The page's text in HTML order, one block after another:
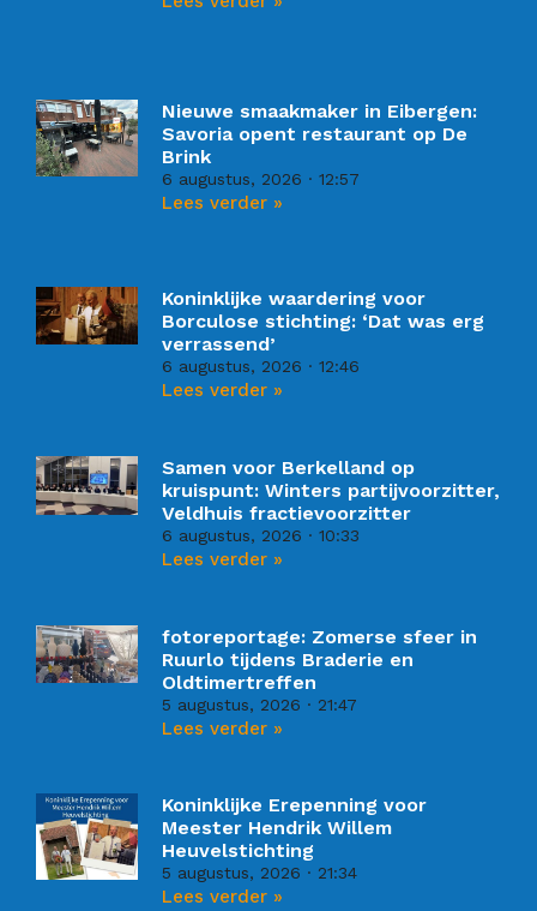
Nieuwe smaakmaker in Eibergen:
Savoria opent restaurant op De
Brink
6 augustus, 2026 12:57
Lees verder »
Koninklijke waardering voor
Borculose stichting: ‘Dat was erg
verrassend’
6 augustus, 2026 12:46
Lees verder »
Samen voor Berkelland op
kruispunt: Winters partijvoorzitter,
Veldhuis fractievoorzitter
6 augustus, 2026 10:33
Lees verder »
fotoreportage: Zomerse sfeer in
Ruurlo tijdens Braderie en
Oldtimertreffen
5 augustus, 2026 21:47
Lees verder »
Koninklijke Erepenning voor
Meester Hendrik Willem
Heuvelstichting
5 augustus, 2026 21:34
Lees verder »